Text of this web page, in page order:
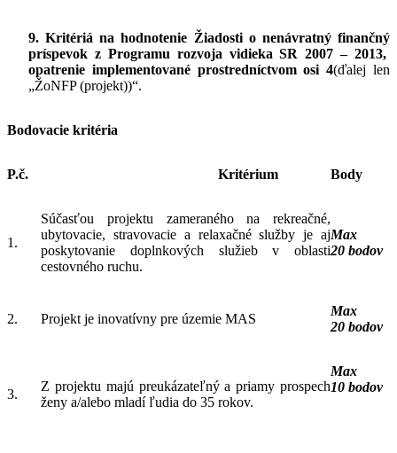
9. Kritériá na hodnotenie Žiadosti o nenávratný finančný
príspevok z Programu rozvoja vidieka SR 2007 – 2013,
opatrenie implementované prostredníctvom osi 4(ďalej len
„ŽoNFP (projekt))“.
Bodovacie kritéria
P.č. Kritérium Body
1.
Súčasťou projektu zameraného na rekreačné,
ubytovacie, stravovacie a relaxačné služby je aj
poskytovanie doplnkových služieb v oblasti
cestovného ruchu.
Max
20 bodov
2. Projekt je inovatívny pre územie MAS
Max
20 bodov
3.
Z projektu majú preukázateľný a priamy prospech
ženy a/alebo mladí ľudia do 35 rokov.
Max
10 bodov